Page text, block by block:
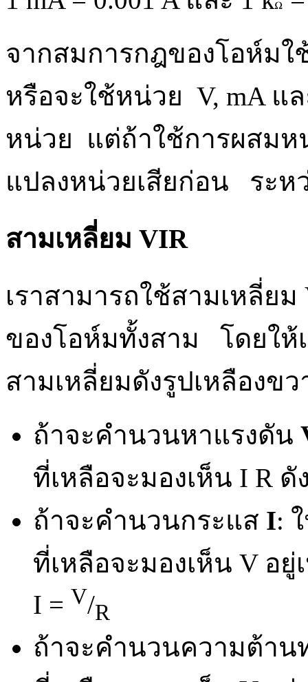
จากสมการกฎของโอห์ม
หรือจะใช้หน่วย V, mA แ
หน่วย แต่ถ้าใช้การผสมห
แปลงหน่วยเสียก่อน ระห
สามเหลี่ยม VIR
เราสามารถใช้สามเหลี่ย
ของโอห์มทั้งสาม โดยให้
สามเหลี่ยมดังรูปเหลืองข
ถ้าจะคำนวนหาแรงดัน
ที่เหลือจะมองเห็น I R
ถ้าจะคำนวนกระแส I:
ที่เหลือจะมองเห็น V อ
I = V/R
ถ้าจะคำนวนความต้าน